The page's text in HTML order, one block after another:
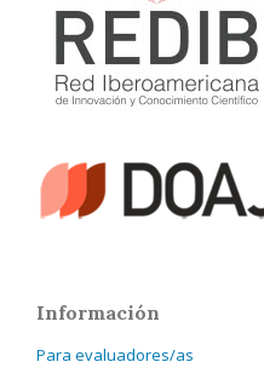
Información
Para evaluadores/as